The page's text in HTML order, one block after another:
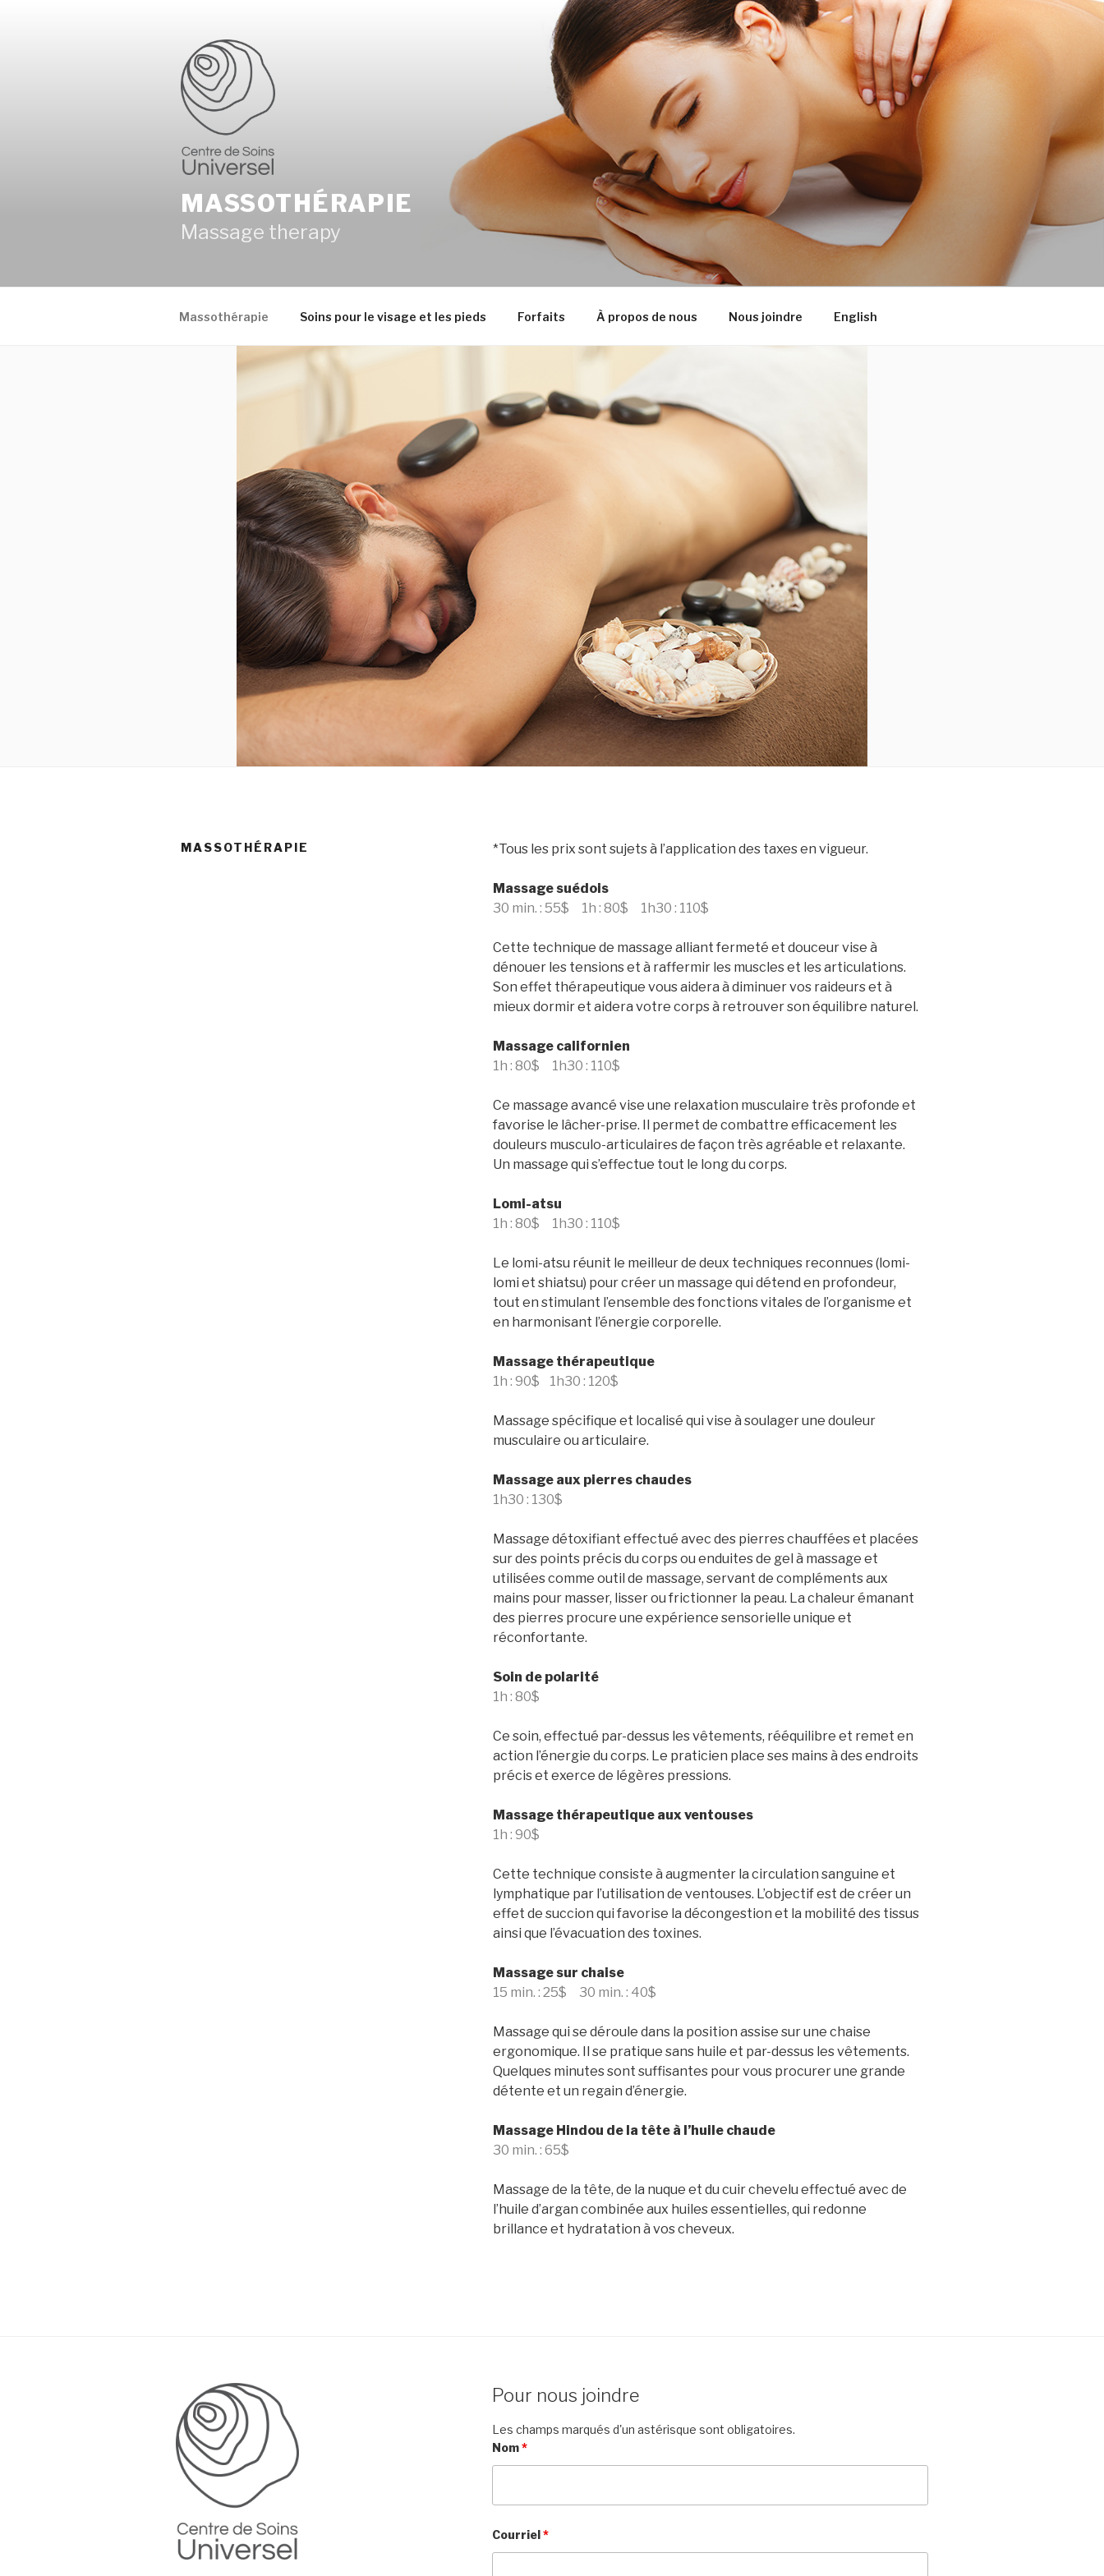
MASSOTHÉRAPIE
Massage therapy
Massothérapie Soins pour le visage et les pieds Forfaits À propos de nous Nous joindre English
MASSOTHÉRAPIE *Tous les prix sont sujets à l’application des taxes en vigueur.
Massage suédois
30 min. : 55$ 1h : 80$ 1h30 : 110$
Cette technique de massage alliant fermeté et douceur vise à
dénouer les tensions et à raffermir les muscles et les articulations.
Son effet thérapeutique vous aidera à diminuer vos raideurs et à
mieux dormir et aidera votre corps à retrouver son équilibre naturel.
Massage californien
1h : 80$ 1h30 : 110$
Ce massage avancé vise une relaxation musculaire très profonde et
favorise le lâcher-prise. Il permet de combattre efficacement les
douleurs musculo-articulaires de façon très agréable et relaxante.
Un massage qui s’effectue tout le long du corps.
Lomi-atsu
1h : 80$ 1h30 : 110$
Le lomi-atsu réunit le meilleur de deux techniques reconnues (lomi-
lomi et shiatsu) pour créer un massage qui détend en profondeur,
tout en stimulant l’ensemble des fonctions vitales de l’organisme et
en harmonisant l’énergie corporelle.
Massage thérapeutique
1h : 90$ 1h30 : 120$
Massage spécifique et localisé qui vise à soulager une douleur
musculaire ou articulaire.
Massage aux pierres chaudes
1h30 : 130$
Massage détoxifiant effectué avec des pierres chauffées et placées
sur des points précis du corps ou enduites de gel à massage et
utilisées comme outil de massage, servant de compléments aux
mains pour masser, lisser ou frictionner la peau. La chaleur émanant
des pierres procure une expérience sensorielle unique et
réconfortante.
Soin de polarité
1h : 80$
Ce soin, effectué par-dessus les vêtements, rééquilibre et remet en
action l’énergie du corps. Le praticien place ses mains à des endroits
précis et exerce de légères pressions.
Massage thérapeutique aux ventouses
1h : 90$
Cette technique consiste à augmenter la circulation sanguine et
lymphatique par l’utilisation de ventouses. L’objectif est de créer un
effet de succion qui favorise la décongestion et la mobilité des tissus
ainsi que l’évacuation des toxines.
Massage sur chaise
15 min. : 25$ 30 min. : 40$
Massage qui se déroule dans la position assise sur une chaise
ergonomique. Il se pratique sans huile et par-dessus les vêtements.
Quelques minutes sont suffisantes pour vous procurer une grande
détente et un regain d’énergie.
Massage Hindou de la tête à l’huile chaude
30 min. : 65$
Massage de la tête, de la nuque et du cuir chevelu effectué avec de
l’huile d’argan combinée aux huiles essentielles, qui redonne
brillance et hydratation à vos cheveux.
Pour nous joindre
Les champs marqués d'un astérisque sont obligatoires.
Nom*
Courriel*